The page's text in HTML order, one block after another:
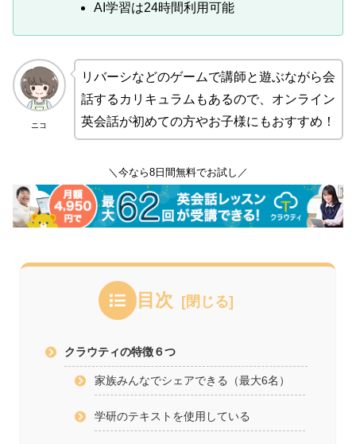
AI学習は24時間利用可能
ニコ
リバーシなどのゲームで講師と遊ぶながら会
話するカリキュラムもあるので、オンライン
英会話が初めての方やお子様にもおすすめ！
＼今なら8日間無料でお試し／
目次
クラウティの特徴６つ
家族みんなでシェアできる（最大6名）
学研のテキストを使用している